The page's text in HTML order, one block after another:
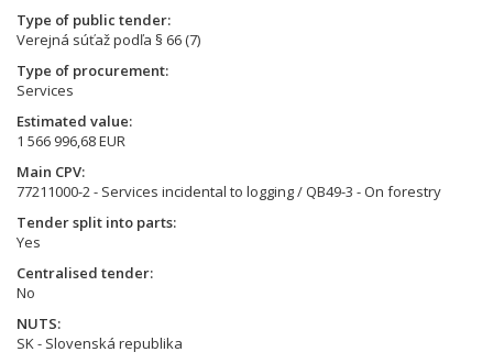
Type of public tender
Verejná súťaž podľa § 66 (7)
Type of procurement
Services
Estimated value
1 566 996,68 EUR
Main CPV
77211000-2 - Services incidental to logging / QB49-3 - On forestry
Tender split into parts
Yes
Centralised tender
No
NUTS
SK - Slovenská republika